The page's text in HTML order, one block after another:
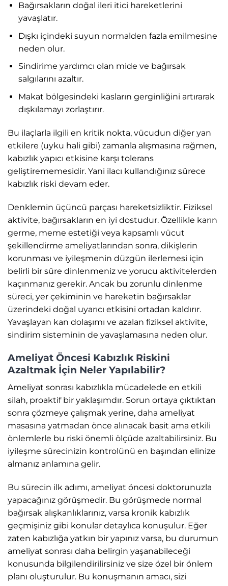
Bağırsakların doğal ileri itici hareketlerini
yavaşlatır.
Dışkı içindeki suyun normalden fazla emilmesine
neden olur.
Sindirime yardımcı olan mide ve bağırsak
salgılarını azaltır.
Makat bölgesindeki kasların gerginliğini artırarak
dışkılamayı zorlaştırır.
Bu ilaçlarla ilgili en kritik nokta, vücudun diğer yan
etkilere (uyku hali gibi) zamanla alışmasına rağmen,
kabızlık yapıcı etkisine karşı tolerans
geliştirememesidir. Yani ilacı kullandığınız sürece
kabızlık riski devam eder.
Denklemin üçüncü parçası hareketsizliktir. Fiziksel
aktivite, bağırsakların en iyi dostudur. Özellikle karın
germe, meme estetiği veya kapsamlı vücut
şekillendirme ameliyatlarından sonra, dikişlerin
korunması ve iyileşmenin düzgün ilerlemesi için
belirli bir süre dinlenmeniz ve yorucu aktivitelerden
kaçınmanız gerekir. Ancak bu zorunlu dinlenme
süreci, yer çekiminin ve hareketin bağırsaklar
üzerindeki doğal uyarıcı etkisini ortadan kaldırır.
Yavaşlayan kan dolaşımı ve azalan fiziksel aktivite,
sindirim sisteminin de yavaşlamasına neden olur.
Ameliyat Öncesi Kabızlık Riskini
Azaltmak İçin Neler Yapılabilir?
Ameliyat sonrası kabızlıkla mücadelede en etkili
silah, proaktif bir yaklaşımdır. Sorun ortaya çıktıktan
sonra çözmeye çalışmak yerine, daha ameliyat
masasına yatmadan önce alınacak basit ama etkili
önlemlerle bu riski önemli ölçüde azaltabilirsiniz. Bu
iyileşme sürecinizin kontrolünü en başından elinize
almanız anlamına gelir.
Bu sürecin ilk adımı, ameliyat öncesi doktorunuzla
yapacağınız görüşmedir. Bu görüşmede normal
bağırsak alışkanlıklarınız, varsa kronik kabızlık
geçmişiniz gibi konular detaylıca konuşulur. Eğer
zaten kabızlığa yatkın bir yapınız varsa, bu durumun
ameliyat sonrası daha belirgin yaşanabileceği
konusunda bilgilendirilirsiniz ve size özel bir önlem
planı oluşturulur. Bu konuşmanın amacı, sizi